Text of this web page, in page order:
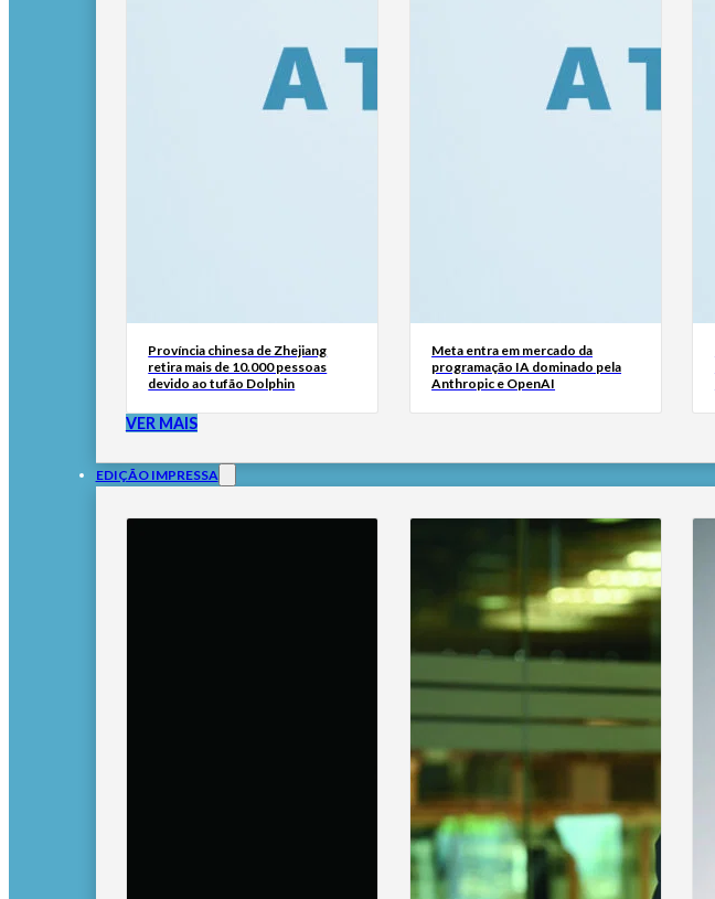
Província chinesa de Zhejiang
retira mais de 10.000 pessoas
devido ao tufão Dolphin
Meta entra em mercado da
programação IA dominado pela
Anthropic e OpenAI
VER MAIS
EDIÇÃO IMPRESSA